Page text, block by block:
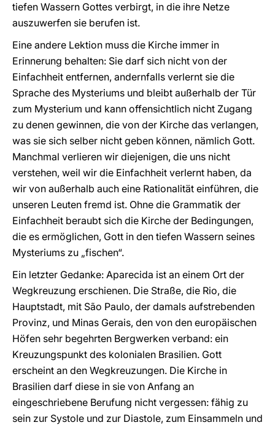
tiefen Wassern Gottes verbirgt, in die ihre Netze
auszuwerfen sie berufen ist.
Eine andere Lektion muss die Kirche immer in
Erinnerung behalten: Sie darf sich nicht von der
Einfachheit entfernen, andernfalls verlernt sie die
Sprache des Mysteriums und bleibt außerhalb der Tür
zum Mysterium und kann offensichtlich nicht Zugang
zu denen gewinnen, die von der Kirche das verlangen,
was sie sich selber nicht geben können, nämlich Gott.
Manchmal verlieren wir diejenigen, die uns nicht
verstehen, weil wir die Einfachheit verlernt haben, da
wir von außerhalb auch eine Rationalität einführen, die
unseren Leuten fremd ist. Ohne die Grammatik der
Einfachheit beraubt sich die Kirche der Bedingungen,
die es ermöglichen, Gott in den tiefen Wassern seines
Mysteriums zu „fischen“.
Ein letzter Gedanke: Aparecida ist an einem Ort der
Wegkreuzung erschienen. Die Straße, die Rio, die
Hauptstadt, mit São Paulo, der damals aufstrebenden
Provinz, und Minas Gerais, den von den europäischen
Höfen sehr begehrten Bergwerken verband: ein
Kreuzungspunkt des kolonialen Brasilien. Gott
erscheint an den Wegkreuzungen. Die Kirche in
Brasilien darf diese in sie von Anfang an
eingeschriebene Berufung nicht vergessen: fähig zu
sein zur Systole und zur Diastole, zum Einsammeln und